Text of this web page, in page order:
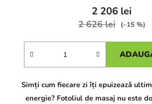
2 206 lei
2 626 lei (–15 %)
Simți cum fiecare zi îți epuizează
energie? Fotoliul de masaj nu este